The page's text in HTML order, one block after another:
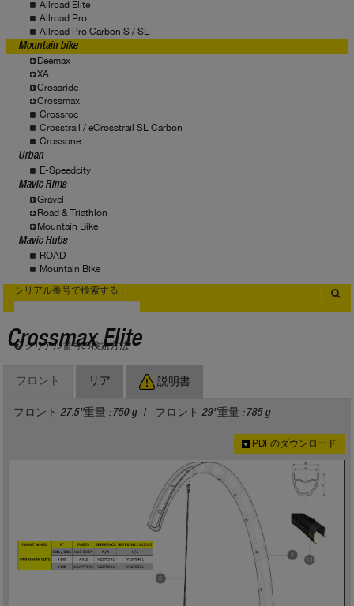
Allroad Elite
Allroad Pro
Allroad Pro Carbon S / SL
Mountain bike
Deemax
XA
Crossride
Crossmax
Crossroc
Crosstrail / eCrosstrail SL Carbon
Crossone
Urban
E-Speedcity
Mavic Rims
Gravel
Road & Triathlon
Mountain Bike
Mavic Hubs
ROAD
Mountain Bike
シリアル番号で検索する :
シリアル番号の検索方法
Crossmax Elite
フロント リア 説明書
フロント 27.5"重量 : 750 g フロント 29"重量 : 785 g
PDFのダウンロード